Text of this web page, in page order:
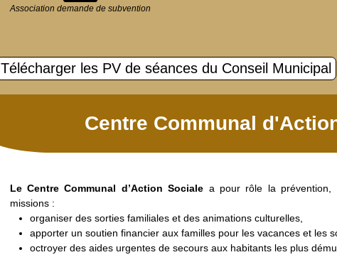
Association demande de subvention
Télécharger les PV de séances du Conseil Municipal
Centre Communal
Le Centre Communal d’Action Sociale a pour rôle la prévention,
missions :
organiser des sorties familiales et des animations culturelles,
apporter un soutien financier aux familles pour les vacances et les
octroyer des aides urgentes de secours aux habitants les plus